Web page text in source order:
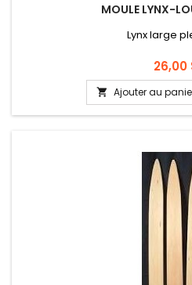
MOULE LYNX-
Lynx large
Prix
26,00
 Ajouter au